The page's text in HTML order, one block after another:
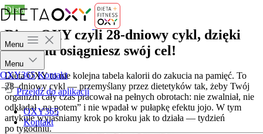
Menu
Menu
OXY365 Kontakt
Przejdź do aplikacji
OXY365
Kontakt
Dieta
Dieta OXY czyli 28-dniowy cykl, dzięki
któremu osiągniesz swój cel!
Dieta OXY to nie kolejna tabela kalorii do zakucia na pamięć. To
28–dniowy cykl — przemyślany przez dietetyków tak, żeby Twój
organizm cały czas pracował na pełnych obrotach: nie zwalniał, nie
odkładał „na potem” i nie wpadał w pułapkę efektu jojo. W tym
artykule wyjaśniamy krok po kroku jak to działa — tydzień
po tygodniu.